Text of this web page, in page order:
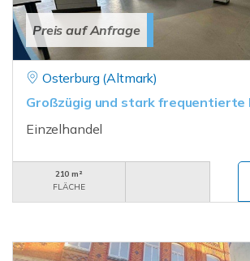
Preis auf Anfrage
Osterburg (Altmark)
Großzügig und stark frequentierte
Einzelhandel
210 m²
FLÄCHE